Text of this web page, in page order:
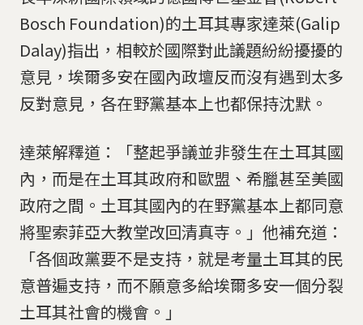
Bosch Foundation)的土耳其專家達萊(Galip
Dalay)指出，相較於國際對此議題紛紛擾擾的
意見，埃爾多安在國內政壇反而沒有遇到太多
反對意見，各在野黨基本上也都保持沈默。
達萊解釋道：「整起爭議並非發生在土耳其國
內，而是在土耳其政府和歐盟、希臘甚至美國
政府之間。土耳其國內的在野黨基本上都同意
將聖索菲亞大教堂改回清真寺。」他補充道：
「各個政黨要不是支持，就是考量土耳其的民
意普遍支持，而不願意多給埃爾多安一個分裂
土耳其社會的機會。」